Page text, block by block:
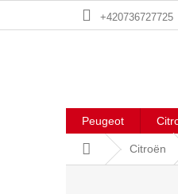
+420736727725
Peugeot
Domů Citroën